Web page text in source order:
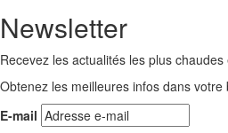
Newsletter
Recevez les actualités les plus
Obtenez les meilleures infos dans
E-mail